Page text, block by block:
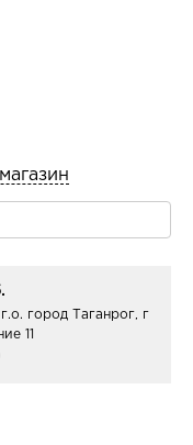
город Таганрог, г
11